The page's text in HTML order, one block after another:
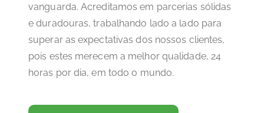
vanguarda. Acreditamos em parcerias sólidas
e duradouras, trabalhando lado a lado para
superar as expectativas dos nossos clientes,
pois estes merecem a melhor qualidade, 24
horas por dia, em todo o mundo.